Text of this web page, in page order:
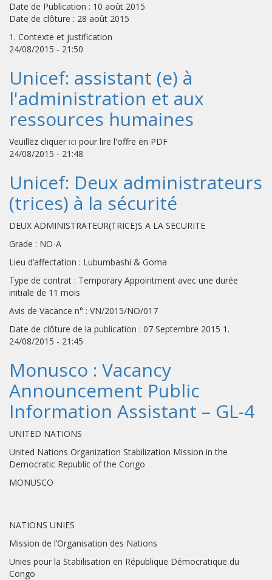
Date de Publication : 10 août 2015
Date de clôture : 28 août 2015
1. Contexte et justification
24/08/2015 - 21:50
Unicef: assistant (e) à
l'administration et aux
ressources humaines
Veuillez cliquer ici pour lire l'offre en PDF
24/08/2015 - 21:48
Unicef: Deux administrateurs
(trices) à la sécurité
DEUX ADMINISTRATEUR(TRICE)S A LA SECURITE
Grade : NO-A
Lieu d’affectation : Lubumbashi & Goma
Type de contrat : Temporary Appointment avec une durée
initiale de 11 mois
Avis de Vacance n° : VN/2015/NO/017
Date de clôture de la publication : 07 Septembre 2015 1.
24/08/2015 - 21:45
Monusco : Vacancy
Announcement Public
Information Assistant – GL-4
UNITED NATIONS
United Nations Organization Stabilization Mission in the
Democratic Republic of the Congo
MONUSCO
NATIONS UNIES
Mission de l’Organisation des Nations
Unies pour la Stabilisation en République Démocratique du
Congo